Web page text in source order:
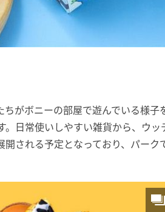
がボニーの部屋で遊んでいる様子
日常使いしやすい雑貨から、ウッ
される予定となっており、パーク